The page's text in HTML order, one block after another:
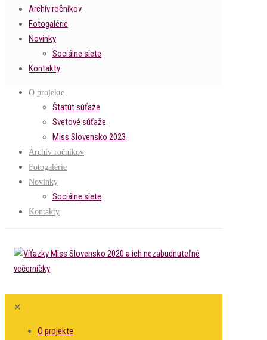
Archív ročníkov
Fotogalérie
Novinky
Sociálne siete
Kontakty
O projekte
Štatút súťaže
Svetové súťaže
Miss Slovensko 2023
Archív ročníkov
Fotogalérie
Novinky
Sociálne siete
Kontakty
✕
O projekte